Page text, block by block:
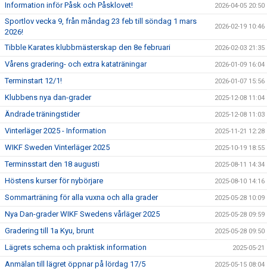
Information inför Påsk och Påsklovet! 2026-04-05 20:50
Sportlov vecka 9, från måndag 23 feb till söndag 1 mars
2026!
2026-02-19 10:46
Tibble Karates klubbmästerskap den 8e februari 2026-02-03 21:35
Vårens gradering- och extra kataträningar 2026-01-09 16:04
Terminstart 12/1! 2026-01-07 15:56
Klubbens nya dan-grader 2025-12-08 11:04
Ändrade träningstider 2025-12-08 11:03
Vinterläger 2025 - Information 2025-11-21 12:28
WIKF Sweden Vinterläger 2025 2025-10-19 18:55
Terminsstart den 18 augusti 2025-08-11 14:34
Höstens kurser för nybörjare 2025-08-10 14:16
Sommarträning för alla vuxna och alla grader 2025-05-28 10:09
Nya Dan-grader WIKF Swedens vårläger 2025 2025-05-28 09:59
Gradering till 1a Kyu, brunt 2025-05-28 09:50
Lägrets schema och praktisk information 2025-05-21
Anmälan till lägret öppnar på lördag 17/5 2025-05-15 08:04